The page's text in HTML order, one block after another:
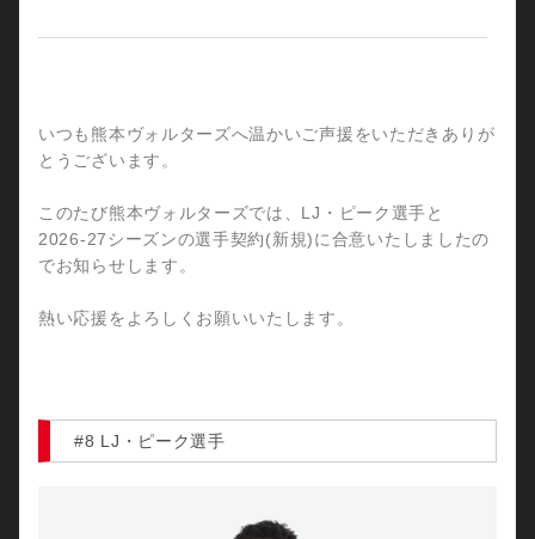
いつも熊本ヴォルターズへ温かいご声援をいただきありが
とうございます。
このたび熊本ヴォルターズでは、LJ・ピーク選手と
2026-27シーズンの選手契約(新規)に合意いたしましたの
でお知らせします。
熱い応援をよろしくお願いいたします。
#8 LJ・ピーク選手